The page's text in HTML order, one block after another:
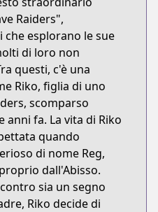
Raiders",
esplorano le sue
di loro non
questi, c'è una
Riko, figlia di uno
scomparso
fa. La vita di Riko
quando
di nome Reg,
dall'Abisso.
sia un segno
Riko decide di